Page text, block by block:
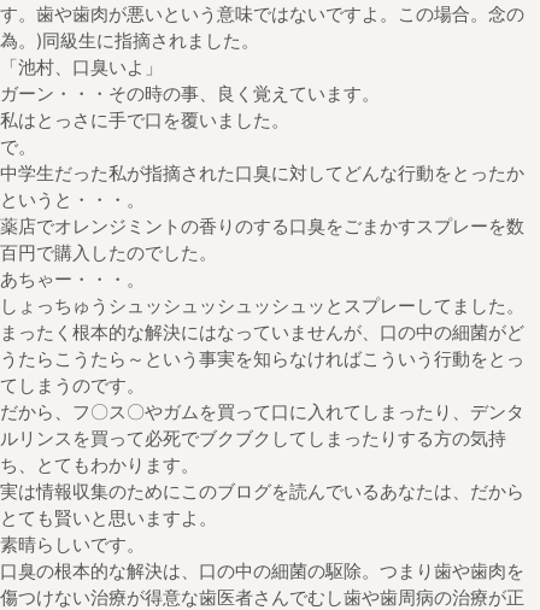
す。歯や歯肉が悪いという意味ではないですよ。この場合。念の
為。)同級生に指摘されました。
「池村、口臭いよ」
ガーン・・・その時の事、良く覚えています。
私はとっさに手で口を覆いました。
で。
中学生だった私が指摘された口臭に対してどんな行動をとったか
というと・・・。
薬店でオレンジミントの香りのする口臭をごまかすスプレーを数
百円で購入したのでした。
あちゃー・・・。
しょっちゅうシュッシュッシュッシュッとスプレーしてました。
まったく根本的な解決にはなっていませんが、口の中の細菌がど
うたらこうたら～という事実を知らなければこういう行動をとっ
てしまうのです。
だから、フ〇ス〇やガムを買って口に入れてしまったり、デンタ
ルリンスを買って必死でブクブクしてしまったりする方の気持
ち、とてもわかります。
実は情報収集のためにこのブログを読んでいるあなたは、だから
とても賢いと思いますよ。
素晴らしいです。
口臭の根本的な解決は、口の中の細菌の駆除。つまり歯や歯肉を
傷つけない治療が得意な歯医者さんでむし歯や歯周病の治療が正